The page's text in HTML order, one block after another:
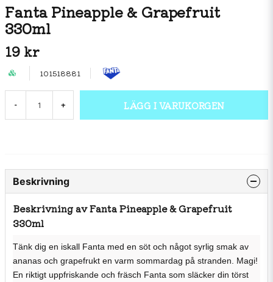
Fanta Pineapple & Grapefruit
330ml
19 kr
101518881
- + LÄGG I VARUKORGEN
Beskrivning
Beskrivning av Fanta Pineapple & Grapefruit
330ml
Tänk dig en iskall Fanta med en söt och något syrlig smak av
ananas och grapefrukt en varm sommardag på stranden. Magi!
En riktigt uppfriskande och fräsch Fanta som släcker din törst